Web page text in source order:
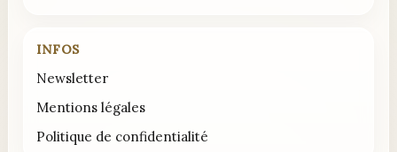
INFOS
Newsletter
Mentions légales
Politique de confidentialité